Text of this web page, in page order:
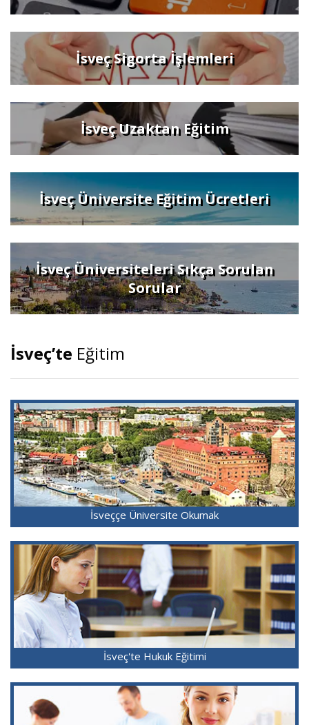
İsveç Sigorta İşlemleri
İsveç Uzaktan Eğitim
İsveç Üniversite Eğitim Ücretleri
İsveç Üniversiteleri Sıkça Sorulan
Sorular
İsveç’te Eğitim
İsveççe Üniversite Okumak
İsveç'te Hukuk Eğitimi